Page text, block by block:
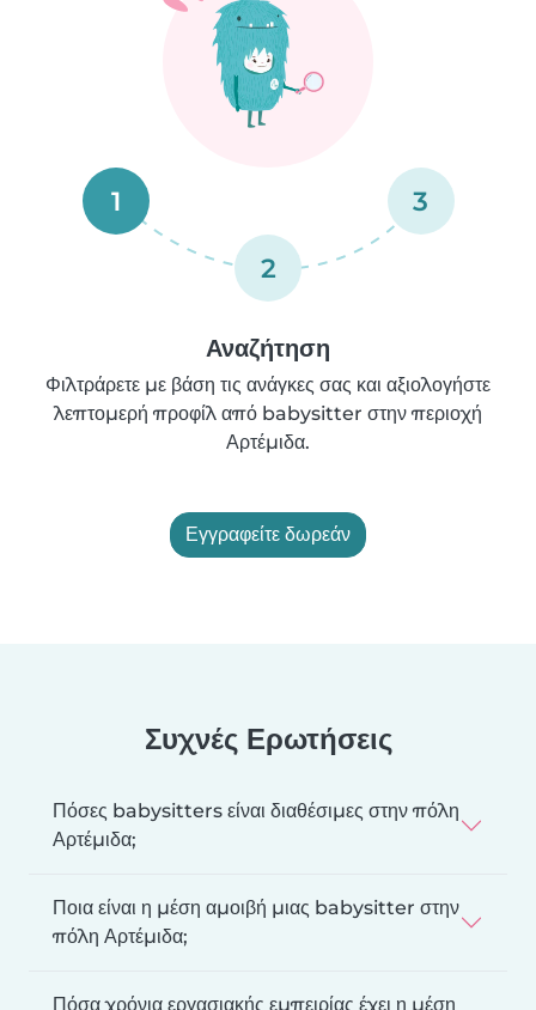
1
2
3
Αναζήτηση
Φιλτράρετε με βάση τις ανάγκες σας και αξιολογήστε
λεπτομερή προφίλ από babysitter στην περιοχή
Αρτέμιδα.
Εγγραφείτε δωρεάν
Συχνές Ερωτήσεις
Πόσες babysitters είναι διαθέσιμες στην πόλη
Αρτέμιδα;
Ποια είναι η μέση αμοιβή μιας babysitter στην
πόλη Αρτέμιδα;
Πόσα χρόνια εργασιακής εμπειρίας έχει η μέση